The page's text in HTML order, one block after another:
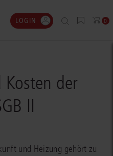
LOGIN 0
der
II
und Heizung gehört zu